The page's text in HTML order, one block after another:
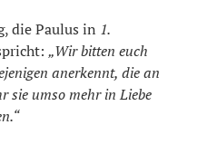
die Paulus in 1.
„Wir bitten euch
anerkennt, die an
sie umso mehr in Liebe